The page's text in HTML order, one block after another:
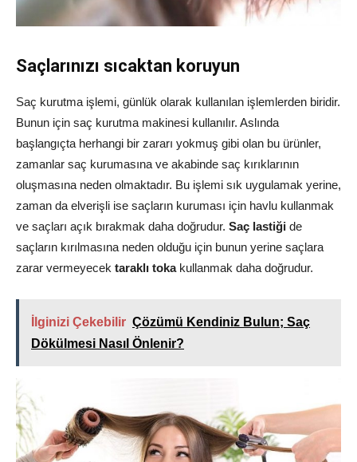
Saçlarınızı sıcaktan koruyun
Saç kurutma işlemi, günlük olarak kullanılan işlemlerden biridir.
Bunun için saç kurutma makinesi kullanılır. Aslında
başlangıçta herhangi bir zararı yokmuş gibi olan bu ürünler,
zamanlar saç kurumasına ve akabinde saç kırıklarının
oluşmasına neden olmaktadır. Bu işlemi sık uygulamak yerine,
zaman da elverişli ise saçların kuruması için havlu kullanmak
ve saçları açık bırakmak daha doğrudur. Saç lastiği de
saçların kırılmasına neden olduğu için bunun yerine saçlara
zarar vermeyecek taraklı tokakullanmak daha doğrudur.
İlginizi Çekebilir Çözümü Kendiniz Bulun; Saç
Dökülmesi Nasıl Önlenir?